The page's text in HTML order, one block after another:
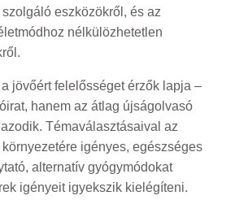
eszközökről, és az
nélkülözhetetlen
jövőért felelősséget érzők lapja –
hanem az átlag újságolvasó
Témaválasztásaival az
igényes, egészséges
alternatív gyógymódokat
igényeit igyekszik kielégíteni.